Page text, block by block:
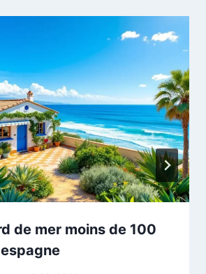
de mer moins de 100